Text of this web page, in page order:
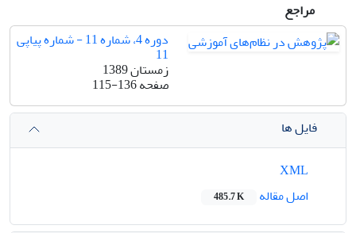
مراجع
دوره 4، شماره 11 - شماره پیاپی
11
زمستان 1389
صفحه115-136
فایل ها
اصل مقاله
485.7 K